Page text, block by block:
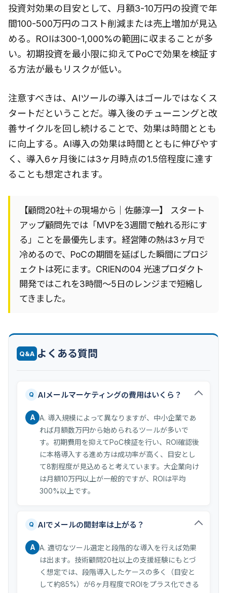
投資対効果の目安として、月額3-10万円の投資で年
間100-500万円のコスト削減または売上増加が見込
める。ROIは300-1,000%の範囲に収まることが多
い。初期投資を最小限に抑えてPoCで効果を検証す
る方法が最もリスクが低い。
注意すべきは、AIツールの導入はゴールではなくス
タートだということだ。導入後のチューニングと改
善サイクルを回し続けることで、効果は時間ととも
に向上する。AI導入の効果は時間とともに伸びやす
く、導入6ヶ月後には3ヶ月時点の1.5倍程度に達す
ることも想定されます。
【顧問20社＋の現場から｜佐藤淳一】 スタート
アップ顧問先では「MVPを3週間で触れる形にす
る」ことを最優先します。経営陣の熱は3ヶ月で
冷めるので、PoCの期間を延ばした瞬間にプロジ
ェクトは死にます。CRIENの04 光速プロダクト
開発ではこれを3時間〜5日のレンジまで短縮し
てきました。
Q&A よくある質問
Q AIメールマーケティングの費用はいくら？
A A. 導入規模によって異なりますが、中小企業であ
れば月額数万円から始められるツールが多いで
す。初期費用を抑えてPoC検証を行い、ROI確認後
に本格導入する進め方は成功率が高く、目安とし
て8割程度が見込めると考えています。大企業向け
は月額10万円以上が一般的ですが、ROIは平均
300%以上です。
Q AIでメールの開封率は上がる？
A A. 適切なツール選定と段階的な導入を行えば効果
は出ます。技術顧問20社以上の支援経験にもとづ
く想定では、段階導入したケースの多く（目安と
して約85%）が6ヶ月程度でROIをプラス化できる